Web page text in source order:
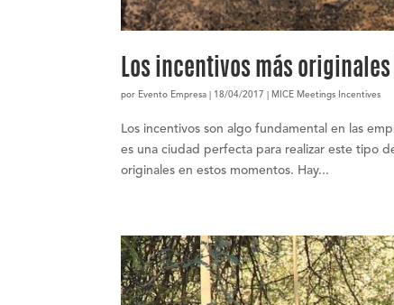
Los incentivos más
por Evento Empresa 18/04/2017 MICE Meetings Incentives
Los incentivos son algo fundamental en las
es una ciudad perfecta para realizar este tipo
originales en estos momentos. Hay...